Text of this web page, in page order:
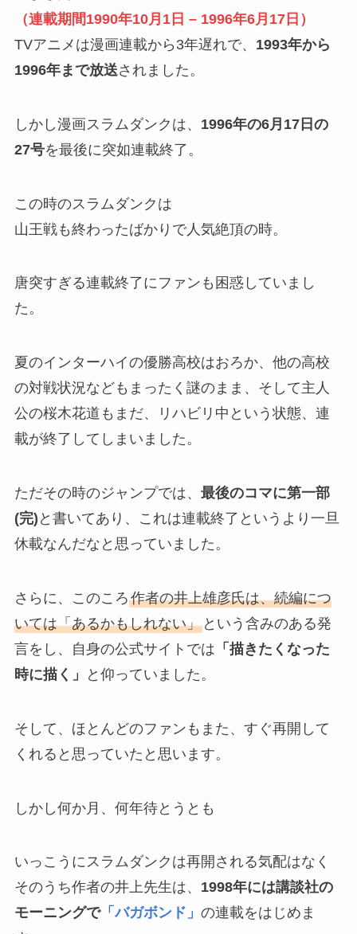
（連載期間1990年10月1日 – 1996年6月17日）
TVアニメは漫画連載から3年遅れで、 1993年から
1996年まで放送されました。
しかし漫画スラムダンクは、 1996年の6月17日の
27号を最後に突如連載終了。
この時のスラムダンクは
山王戦も終わったばかりで人気絶頂の時。
唐突すぎる連載終了にファンも困惑していまし
た。
夏のインターハイの優勝高校はおろか、他の高校
の対戦状況などもまったく謎のまま、そして主人
公の桜木花道もまだ、リハビリ中という状態、連
載が終了してしまいました。
ただその時のジャンプでは、 最後のコマに第一部
(完) と書いてあり、これは連載終了というより一旦
休載なんだなと思っていました。
さらに、このころ作者の井上雄彦氏は、続編につ
いては「あるかもしれない」という含みのある発
言をし、自身の公式サイトでは 「描きたくなった
時に描く」
と仰っていました。
そして、ほとんどのファンもまた、すぐ再開して
くれると思っていたと思います。
しかし何か月、何年待とうとも
いっこうにスラムダンクは再開される気配はなく
そのうち作者の井上先生は、 1998年には講談社の
モーニングで「バガボンド」 の連載をはじめま